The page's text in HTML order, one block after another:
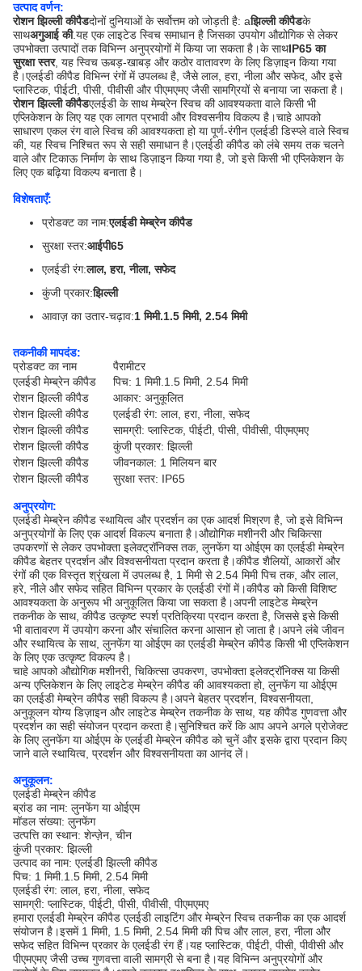
उत्पाद वर्णन:
रोशन झिल्ली कीपैडदोनों दुनियाओं के सर्वोत्तम को जोड़ती है: aझिल्ली कीपैडके
साथअगुआई की.यह एक लाइटेड स्विच समाधान है जिसका उपयोग औद्योगिक से लेकर
उपभोक्ता उत्पादों तक विभिन्न अनुप्रयोगों में किया जा सकता है।के साथIP65 का
सुरक्षा स्तर, यह स्विच ऊबड़-खाबड़ और कठोर वातावरण के लिए डिज़ाइन किया गया
है।एलईडी कीपैड विभिन्न रंगों में उपलब्ध है, जैसे लाल, हरा, नीला और सफेद, और इसे
प्लास्टिक, पीईटी, पीसी, पीवीसी और पीएमएमए जैसी सामग्रियों से बनाया जा सकता है।
रोशन झिल्ली कीपैडएलईडी के साथ मेम्ब्रेन स्विच की आवश्यकता वाले किसी भी
एप्लिकेशन के लिए यह एक लागत प्रभावी और विश्वसनीय विकल्प है।चाहे आपको
साधारण एकल रंग वाले स्विच की आवश्यकता हो या पूर्ण-रंगीन एलईडी डिस्प्ले वाले स्विच
की, यह स्विच निश्चित रूप से सही समाधान है।एलईडी कीपैड को लंबे समय तक चलने
वाले और टिकाऊ निर्माण के साथ डिज़ाइन किया गया है, जो इसे किसी भी एप्लिकेशन के
लिए एक बढ़िया विकल्प बनाता है।
विशेषताएँ:
प्रोडक्ट का नाम:एलईडी मेम्ब्रेन कीपैड
सुरक्षा स्तर:आईपी65
एलईडी रंग:लाल, हरा, नीला, सफेद
कुंजी प्रकार:झिल्ली
आवाज़ का उतार-चढ़ाव:1 मिमी.1.5 मिमी, 2.54 मिमी
तकनीकी मापदंड:
प्रोडक्ट का नाम
पैरामीटर
एलईडी मेम्ब्रेन कीपैड
पिच: 1 मिमी.1.5 मिमी, 2.54 मिमी
रोशन झिल्ली कीपैड
आकार: अनुकूलित
रोशन झिल्ली कीपैड
एलईडी रंग: लाल, हरा, नीला, सफेद
रोशन झिल्ली कीपैड
सामग्री: प्लास्टिक, पीईटी, पीसी, पीवीसी, पीएमएमए
रोशन झिल्ली कीपैड
कुंजी प्रकार: झिल्ली
रोशन झिल्ली कीपैड
जीवनकाल: 1 मिलियन बार
रोशन झिल्ली कीपैड
सुरक्षा स्तर: IP65
अनुप्रयोग:
एलईडी मेम्ब्रेन कीपैड स्थायित्व और प्रदर्शन का एक आदर्श मिश्रण है, जो इसे विभिन्न
अनुप्रयोगों के लिए एक आदर्श विकल्प बनाता है।औद्योगिक मशीनरी और चिकित्सा
उपकरणों से लेकर उपभोक्ता इलेक्ट्रॉनिक्स तक, लुनफेंग या ओईएम का एलईडी मेम्ब्रेन
कीपैड बेहतर प्रदर्शन और विश्वसनीयता प्रदान करता है।कीपैड शैलियों, आकारों और
रंगों की एक विस्तृत श्रृंखला में उपलब्ध है, 1 मिमी से 2.54 मिमी पिच तक, और लाल,
हरे, नीले और सफेद सहित विभिन्न प्रकार के एलईडी रंगों में।कीपैड को किसी विशिष्ट
आवश्यकता के अनुरूप भी अनुकूलित किया जा सकता है।अपनी लाइटेड मेम्ब्रेन
तकनीक के साथ, कीपैड उत्कृष्ट स्पर्श प्रतिक्रिया प्रदान करता है, जिससे इसे किसी
भी वातावरण में उपयोग करना और संचालित करना आसान हो जाता है।अपने लंबे जीवन
और स्थायित्व के साथ, लुनफेंग या ओईएम का एलईडी मेम्ब्रेन कीपैड किसी भी एप्लिकेशन
के लिए एक उत्कृष्ट विकल्प है।
चाहे आपको औद्योगिक मशीनरी, चिकित्सा उपकरण, उपभोक्ता इलेक्ट्रॉनिक्स या किसी
अन्य एप्लिकेशन के लिए लाइटेड मेम्ब्रेन कीपैड की आवश्यकता हो, लुनफेंग या ओईएम
का एलईडी मेम्ब्रेन कीपैड सही विकल्प है।अपने बेहतर प्रदर्शन, विश्वसनीयता,
अनुकूलन योग्य डिज़ाइन और लाइटेड मेम्ब्रेन तकनीक के साथ, यह कीपैड गुणवत्ता और
प्रदर्शन का सही संयोजन प्रदान करता है।सुनिश्चित करें कि आप अपने अगले प्रोजेक्ट
के लिए लुनफेंग या ओईएम के एलईडी मेम्ब्रेन कीपैड को चुनें और इसके द्वारा प्रदान किए
जाने वाले स्थायित्व, प्रदर्शन और विश्वसनीयता का आनंद लें।
अनुकूलन:
एलईडी मेम्ब्रेन कीपैड
ब्रांड का नाम: लुनफेंग या ओईएम
मॉडल संख्या: लुनफेंग
उत्पत्ति का स्थान: शेन्ज़ेन, चीन
कुंजी प्रकार: झिल्ली
उत्पाद का नाम: एलईडी झिल्ली कीपैड
पिच: 1 मिमी.1.5 मिमी, 2.54 मिमी
एलईडी रंग: लाल, हरा, नीला, सफेद
सामग्री: प्लास्टिक, पीईटी, पीसी, पीवीसी, पीएमएमए
हमारा एलईडी मेम्ब्रेन कीपैड एलईडी लाइटिंग और मेम्ब्रेन स्विच तकनीक का एक आदर्श
संयोजन है।इसमें 1 मिमी, 1.5 मिमी, 2.54 मिमी की पिच और लाल, हरा, नीला और
सफेद सहित विभिन्न प्रकार के एलईडी रंग हैं।यह प्लास्टिक, पीईटी, पीसी, पीवीसी और
पीएमएमए जैसी उच्च गुणवत्ता वाली सामग्री से बना है।यह विभिन्न अनुप्रयोगों और